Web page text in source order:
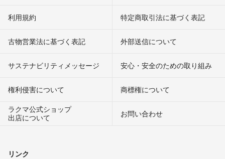
利用規約 特定商取引法に基づく表記
古物営業法に基づく表記 外部送信について
サステナビリティメッセージ 安心・安全のための取り組み
権利侵害について
商標権について
ラクマ公式ショップ
出店について
お問い合わせ
リンク